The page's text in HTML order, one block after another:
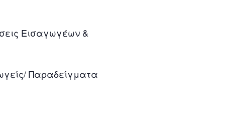
Εισαγωγέων &
Παραδείγματα